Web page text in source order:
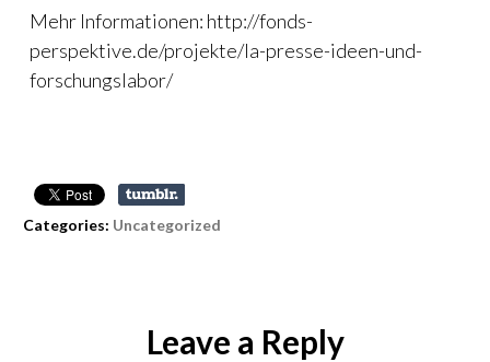
Mehr Informationen: http://fonds-
perspektive.de/projekte/la-presse-ideen-und-
forschungslabor/
Categories: Uncategorized
Leave a Reply